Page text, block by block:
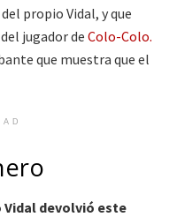
propio Vidal, y que
jugador de Colo-Colo.
que muestra que el
Vidal devolvió este